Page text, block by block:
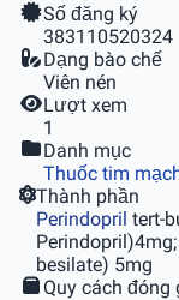
Số đăng ký
383110520324
Dạng bào chế
Viên nén
Lượt xem
1
Danh mục
Thuốc tim
Thành phần
Perindopril tert-
Perindopril)4mg;
besilate) 5mg
Quy cách đóng